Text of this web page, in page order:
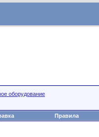
оборудование
Правила